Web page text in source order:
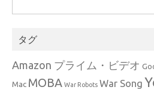
索:
タグ
Amazon プライム・ビデオ
Mac MOBA War Robots War Song